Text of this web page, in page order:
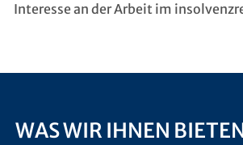
Interesse an der Arbeit im
WAS WIR IHNEN